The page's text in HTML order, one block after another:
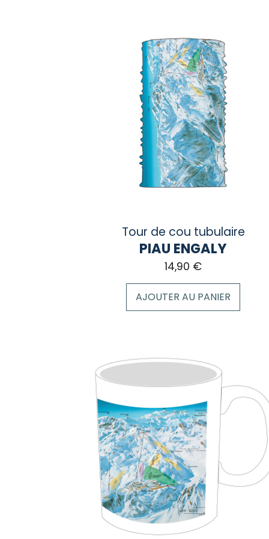
Tour de cou tubulaire
PIAU ENGALY
14,90 €
AJOUTER AU PANIER